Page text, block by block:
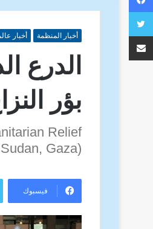
أخبار المنظمة أخبار
الدرع
بؤر
Relief
Gaza)
فيسبوك
تويتر
مشاركة عبر البريد